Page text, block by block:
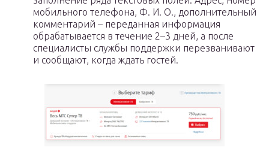
мобильного телефона, Ф. И. О., дополнительный
комментарий – переданная информация
обрабатывается в течение 2–3 дней, а после
специалисты службы поддержки перезванивают
и сообщают, когда ждать гостей.